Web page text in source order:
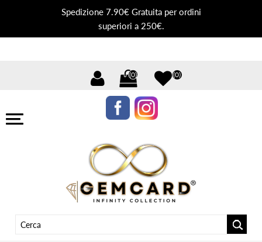
Spedizione 7.90€ Gratuita per ordini
superiori a 250€.
(0) (0)